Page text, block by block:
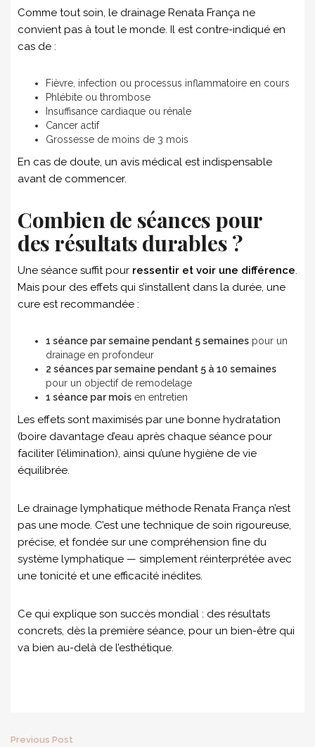
Comme tout soin, le drainage Renata França ne
convient pas à tout le monde. Il est contre-indiqué en
cas de :
Fièvre, infection ou processus inflammatoire en cours
Phlébite ou thrombose
Insuffisance cardiaque ou rénale
Cancer actif
Grossesse de moins de 3 mois
En cas de doute, un avis médical est indispensable
avant de commencer.
Combien de séances pour
des résultats durables ?
Une séance suffit pour ressentir et voir une différence.
Mais pour des effets qui s’installent dans la durée, une
cure est recommandée :
1 séance par semaine pendant 5 semaines pour un
drainage en profondeur
2 séances par semaine pendant 5 à 10 semaines
pour un objectif de remodelage
1 séance par mois en entretien
Les effets sont maximisés par une bonne hydratation
(boire davantage d’eau après chaque séance pour
faciliter l’élimination), ainsi qu’une hygiène de vie
équilibrée.
Le drainage lymphatique méthode Renata França n’est
pas une mode. C’est une technique de soin rigoureuse,
précise, et fondée sur une compréhension fine du
système lymphatique — simplement réinterprétée avec
une tonicité et une efficacité inédites.
Ce qui explique son succès mondial : des résultats
concrets, dès la première séance, pour un bien-être qui
va bien au-delà de l’esthétique.
Previous Post